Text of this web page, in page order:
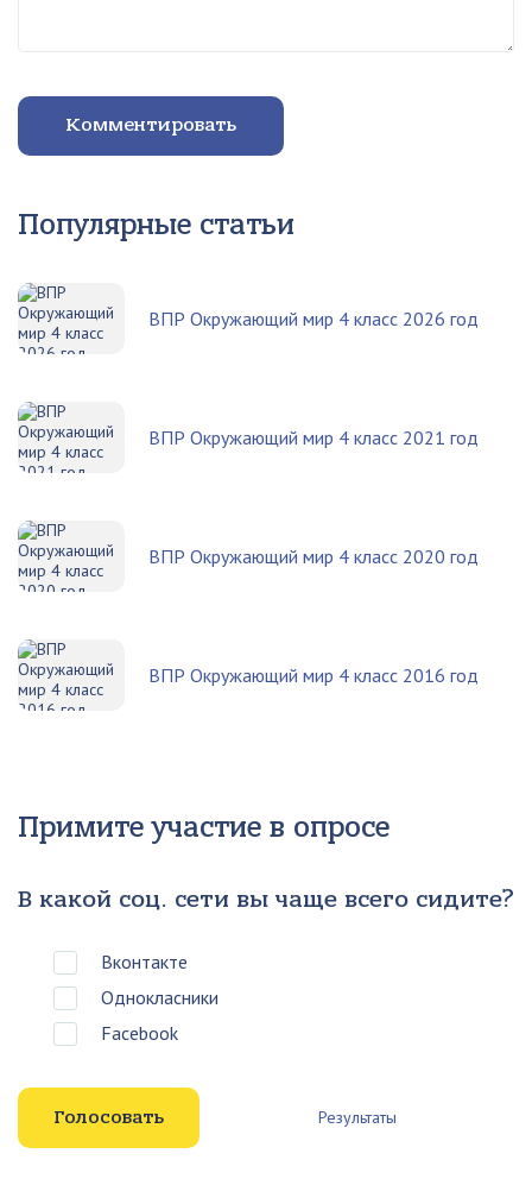
Комментировать
Популярные статьи
ВПР Окружающий мир 4 класс 2026 год
ВПР Окружающий мир 4 класс 2021 год
ВПР Окружающий мир 4 класс 2020 год
ВПР Окружающий мир 4 класс 2016 год
Примите участие в опросе
В какой соц. сети вы чаще всего сидите?
Вконтакте
Однокласники
Facebook
Результаты